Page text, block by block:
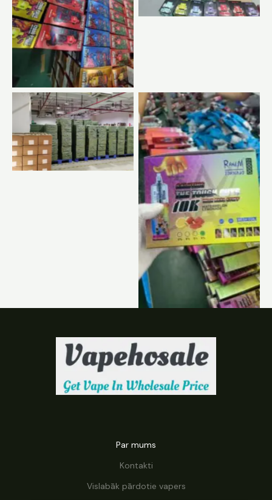
Nav paraksta
Nav paraksta
Nav paraksta
Par mums
Kontakti
Vislabāk pārdotie vapers